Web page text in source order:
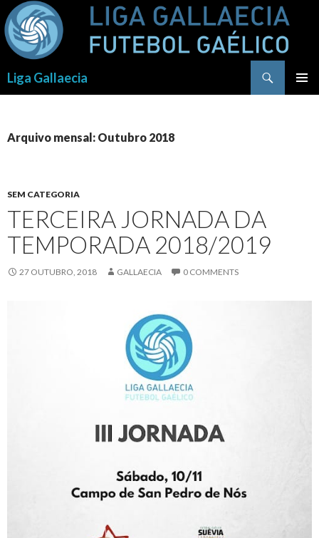
Liga Gallaecia
CONTEÚDO
Arquivo mensal: Outubro 2018
SEM CATEGORIA
TERCEIRA JORNADA DA
TEMPORADA 2018/2019
27 OUTUBRO, 2018 GALLAECIA 0 COMMENTS